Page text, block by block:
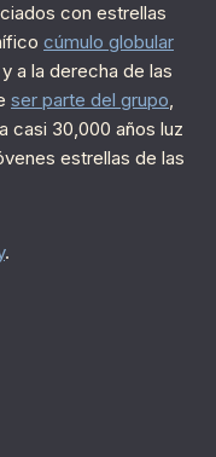
con estrellas
cúmulo globular
a la derecha de las
ser parte del grupo,
casi 30,000 años luz
estrellas de las
.